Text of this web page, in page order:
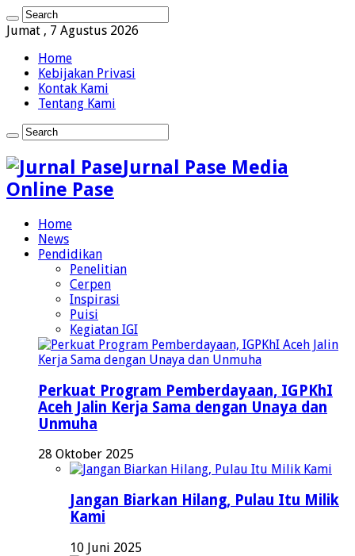
Jumat , 7 Agustus 2026
Home
Kebijakan Privasi
Kontak Kami
Tentang Kami
Jurnal Pase Media
Online Pase
Home
News
Pendidikan
Penelitian
Cerpen
Inspirasi
Puisi
Kegiatan IGI
Perkuat Program Pemberdayaan, IGPKhI
Aceh Jalin Kerja Sama dengan Unaya dan
Unmuha
28 Oktober 2025
Jangan Biarkan Hilang, Pulau Itu Milik
Kami
10 Juni 2025